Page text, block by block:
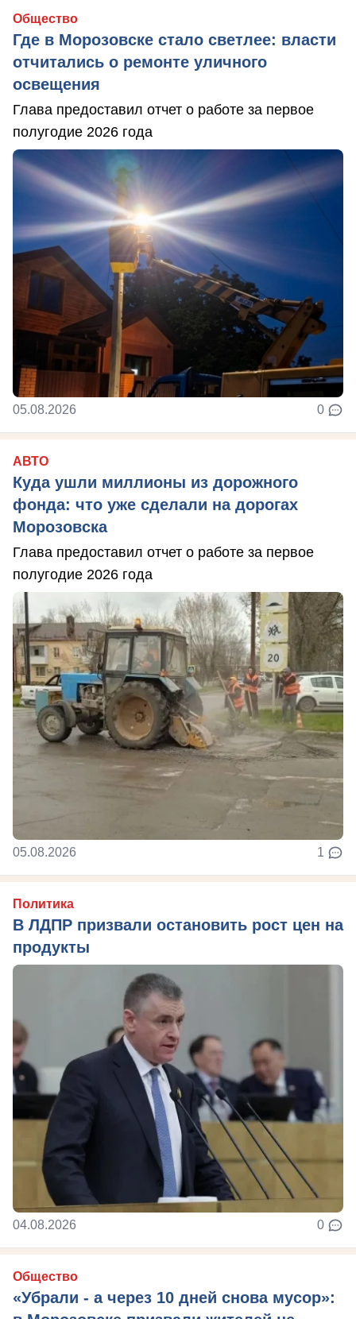
Общество
Где в Морозовске стало светлее: власти
отчитались о ремонте уличного
освещения
Глава предоставил отчет о работе за первое
полугодие 2026 года
05.08.2026 0
АВТО
Куда ушли миллионы из дорожного
фонда: что уже сделали на дорогах
Морозовска
Глава предоставил отчет о работе за первое
полугодие 2026 года
05.08.2026 1
Политика
В ЛДПР призвали остановить рост цен на
продукты
04.08.2026 0
Общество
«Убрали - а через 10 дней снова мусор»: